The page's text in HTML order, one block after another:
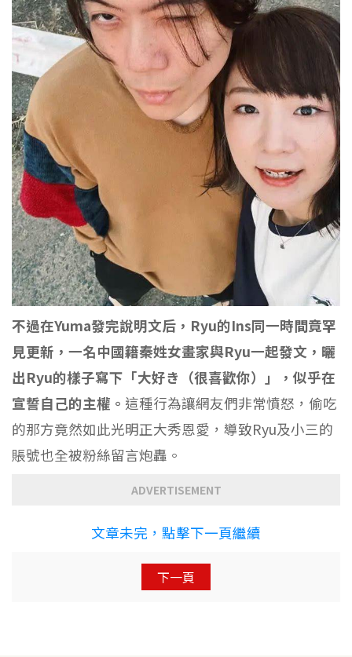
不過在Yuma發完說明文后，Ryu的Ins同一時間竟罕
見更新，一名中國籍秦姓女畫家與Ryu一起發文，曬
出Ryu的樣子寫下「大好き（很喜歡你）」，似乎在
宣誓自己的主權。 這種行為讓網友們非常憤怒，偷吃
的那方竟然如此光明正大秀恩愛，導致Ryu及小三的
賬號也全被粉絲留言炮轟。
ADVERTISEMENT
文章未完，點擊下一頁繼續
下一頁